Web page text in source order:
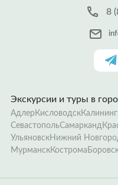
8
Экскурсии и туры в
Адлер Кисловодск
СевастопольСамарканд
УльяновскНижний
МурманскКострома